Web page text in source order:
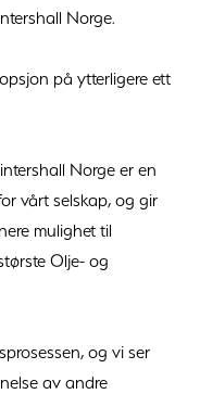
Norge.
på ytterligere ett
Norge er en
vårt selskap, og gir
mulighet til
Olje- og
og vi ser
av andre